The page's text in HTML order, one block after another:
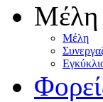
Μέλη
Mέλη